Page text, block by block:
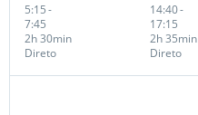
5:15-
7:45
Direto
2h 30min
14:40-
17:15
Direto
2h 35min